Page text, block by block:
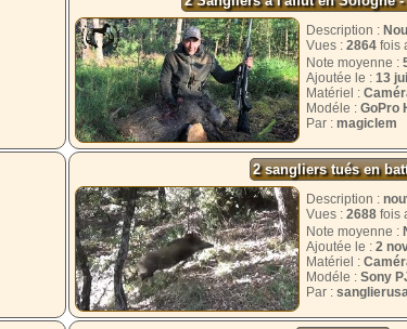
Description :
Vues : 2864 fois
Note moyenne :
Ajoutée le : 13
Matériel :
Modéle : GoPro
Par : magiclem
2 sangliers tués en
Description :
Vues : 2688 fois
Note moyenne :
Ajoutée le : 2
Matériel :
Modéle : Sony
Par :